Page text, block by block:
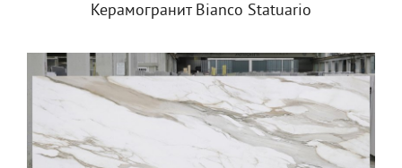
Керамогранит Bianco Statuario